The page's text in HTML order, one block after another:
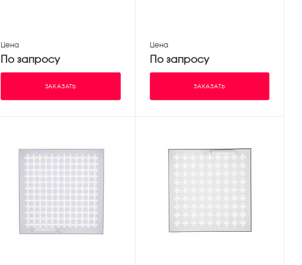
Цена
По запросу
ЗАКАЗАТЬ
Цена
По запросу
ЗАКАЗАТЬ